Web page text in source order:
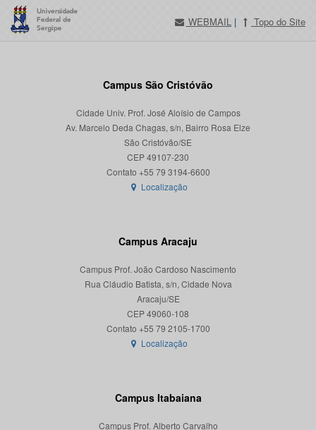
WEBMAIL | Topo do Site
Campus São Cristóvão
Cidade Univ. Prof. José Aloísio de Campos
Av. Marcelo Deda Chagas, s/n, Bairro Rosa Elze
São Cristóvão/SE
CEP 49107-230
Localização
Campus Aracaju
Campus Prof. João Cardoso Nascimento
Rua Cláudio Batista, s/n, Cidade Nova
Aracaju/SE
CEP 49060-108
Localização
Campus Itabaiana
Campus Prof. Alberto Carvalho